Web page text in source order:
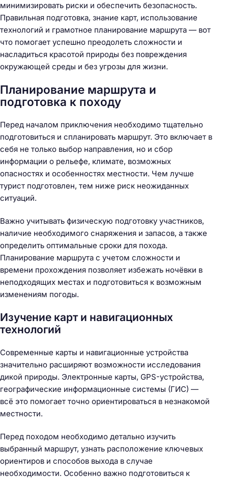
минимизировать риски и обеспечить безопасность.
Правильная подготовка, знание карт, использование
технологий и грамотное планирование маршрута — вот
что помогает успешно преодолеть сложности и
насладиться красотой природы без повреждения
окружающей среды и без угрозы для жизни.
Планирование маршрута и
подготовка к походу
Перед началом приключения необходимо тщательно
подготовиться и спланировать маршрут. Это включает в
себя не только выбор направления, но и сбор
информации о рельефе, климате, возможных
опасностях и особенностях местности. Чем лучше
турист подготовлен, тем ниже риск неожиданных
ситуаций.
Важно учитывать физическую подготовку участников,
наличие необходимого снаряжения и запасов, а также
определить оптимальные сроки для похода.
Планирование маршрута с учетом сложности и
времени прохождения позволяет избежать ночёвки в
неподходящих местах и подготовиться к возможным
изменениям погоды.
Изучение карт и навигационных
технологий
Современные карты и навигационные устройства
значительно расширяют возможности исследования
дикой природы. Электронные карты, GPS-устройства,
географические информационные системы (ГИС) —
всё это помогает точно ориентироваться в незнакомой
местности.
Перед походом необходимо детально изучить
выбранный маршрут, узнать расположение ключевых
ориентиров и способов выхода в случае
необходимости. Особенно важно подготовиться к